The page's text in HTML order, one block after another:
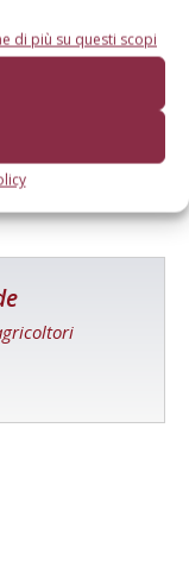
di più su questi scopi
o un